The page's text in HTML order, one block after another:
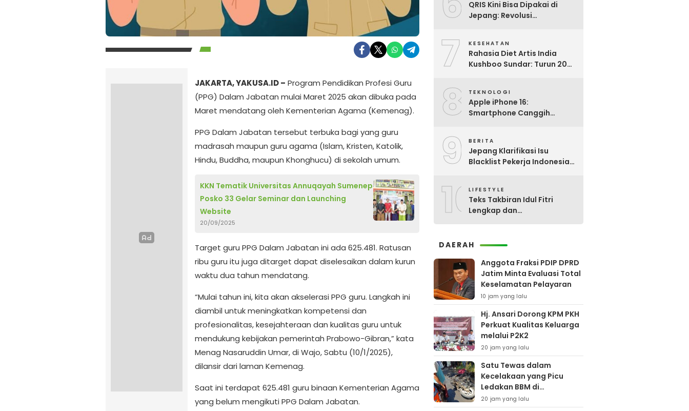
JAKARTA, YAKUSA.ID – Program Pendidikan Profesi Guru
(PPG) Dalam Jabatan mulai Maret 2025 akan dibuka pada
Maret mendatang oleh Kementerian Agama (Kemenag).
PPG Dalam Jabatan tersebut terbuka bagi yang guru
madrasah maupun guru agama (Islam, Kristen, Katolik,
Hindu, Buddha, maupun Khonghucu) di sekolah umum.
KKN Tematik Universitas Annuqayah Sumenep
Posko 33 Gelar Seminar dan Launching
Website
20/09/2025
Target guru PPG Dalam Jabatan ini ada 625.481. Ratusan
ribu guru itu juga ditarget dapat diselesaikan dalam kurun
waktu dua tahun mendatang.
“Mulai tahun ini, kita akan akselerasi PPG guru. Langkah ini
diambil untuk meningkatkan kompetensi dan
profesionalitas, kesejahteraan dan kualitas guru untuk
mendukung kebijakan pemerintah Prabowo-Gibran,” kata
Menag Nasaruddin Umar, di Wajo, Sabtu (10/1/2025),
dilansir dari laman Kemenag.
Saat ini terdapat 625.481 guru binaan Kementerian Agama
yang belum mengikuti PPG Dalam Jabatan.
QRIS Kini Bisa Dipakai di
Jepang: Revolusi
7 KESEHATAN
Rahasia Diet Artis India
Kushboo Sundar: Turun 20
8 TEKNOLOGI
Apple iPhone 16:
Smartphone Canggih
9 BERITA
Jepang Klarifikasi Isu
Blacklist Pekerja Indonesia,
10LIFESTYLE
Teks Takbiran Idul Fitri
Lengkap dan
DAERAH
Anggota Fraksi PDIP DPRD
Jatim Minta Evaluasi Total
Keselamatan Pelayaran
10 jam yang lalu
Hj. Ansari Dorong KPM PKH
Perkuat Kualitas Keluarga
melalui P2K2
20 jam yang lalu
Satu Tewas dalam
Kecelakaan yang Picu
Ledakan BBM di
Pamekasan
20 jam yang lalu